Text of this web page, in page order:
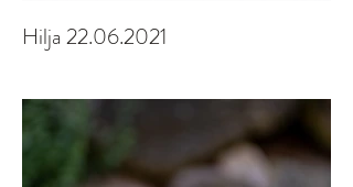
Hilja 22.06.2021